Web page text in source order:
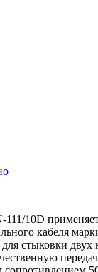
10D
кабеля
стыковки двух